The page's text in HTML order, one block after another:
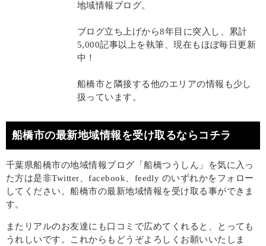
地域情報ブログ。
ブログ立ち上げから8年目に突入し、累計
5,000記事以上を執筆、現在もほぼ毎日更新
中！
船橋市と隣接する他のエリアの情報も少し
扱っています。
船橋市の最新地域情報を受け取るならコチラ
千葉県船橋市の地域情報ブログ「船橋つうしん」を気に入っ
た方は是非Twitter、facebook、feedly のいずれかをフォロー
してください。船橋市の最新地域情報を受け取る事ができま
す。
またリアルのお友達にも口コミで広めてくれると、とっても
うれしいです。これからもどうぞよろしくお願いいたしま